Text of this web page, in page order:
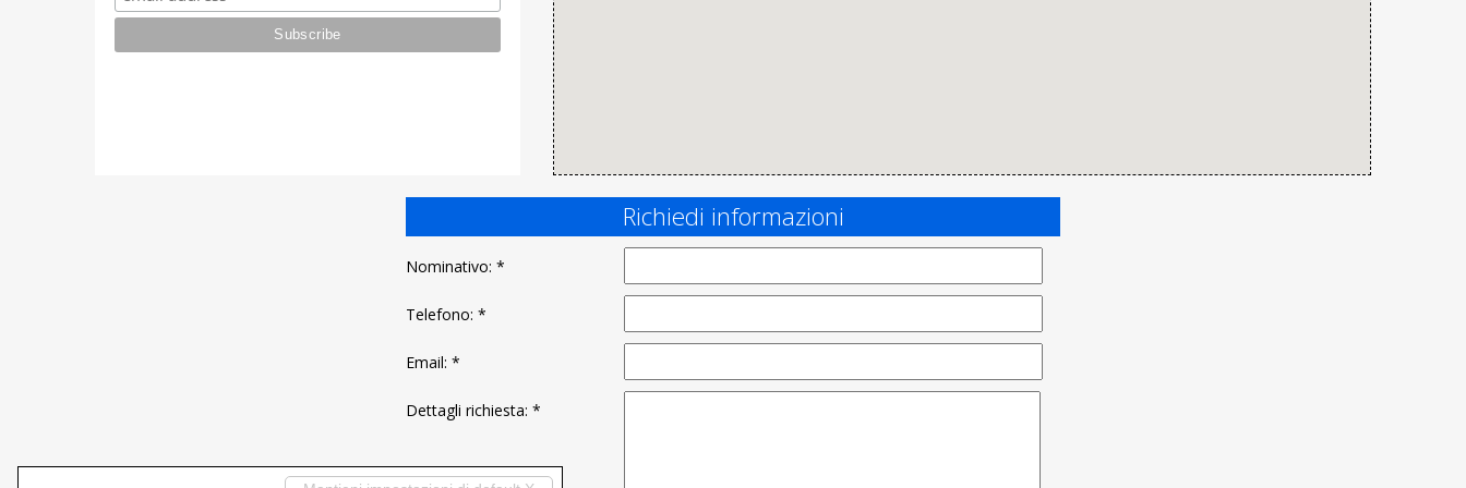
Richiedi informazioni
Nominativo: *
Telefono: *
Email: *
Dettagli richiesta: *